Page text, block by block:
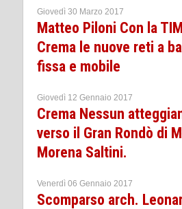
Giovedì 30 Marzo 2017
Matteo Piloni Con la
Crema le nuove reti a
fissa e mobile
Giovedì 12 Gennaio 2017
Crema Nessun
verso il Gran Rondò di
Morena Saltini.
Venerdì 06 Gennaio 2017
Scomparso arch.